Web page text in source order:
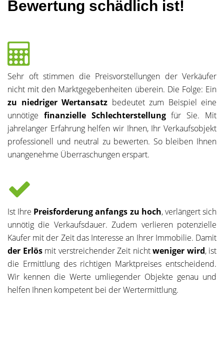
Bewertung schädlich ist!
Sehr oft stimmen die Preisvorstellungen der Verkäufer
nicht mit den Marktgegebenheiten überein. Die Folge: Ein
zu niedriger Wertansatz bedeutet zum Beispiel eine
unnötige finanzielle Schlechterstellungfür Sie. Mit
jahrelanger Erfahrung helfen wir Ihnen, Ihr Verkaufsobjekt
professionell und neutral zu bewerten. So bleiben Ihnen
unangenehme Überraschungen erspart.
Ist Ihre Preisforderung anfangs zu hoch, verlängert sich
unnötig die Verkaufsdauer. Zudem verlieren potenzielle
Käufer mit der Zeit das Interesse an Ihrer Immobilie. Damit
der Erlösmit verstreichender Zeit nichtweniger wird, ist
die Ermittlung des richtigen Marktpreises entscheidend.
Wir kennen die Werte umliegender Objekte genau und
helfen Ihnen kompetent bei der Wertermittlung.